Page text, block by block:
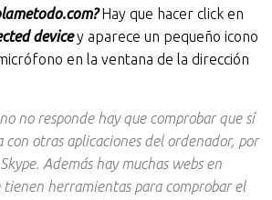
Hay que hacer click en
devicey aparece un pequeño icono
en la ventana de la dirección
no responde hay que comprobar que sí
con otras aplicaciones del ordenador, por
Además hay muchas webs en
herramientas para comprobar el